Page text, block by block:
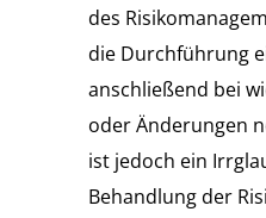
des
die Durchführung
anschließend bei
oder Änderungen
ist jedoch ein
Behandlung der